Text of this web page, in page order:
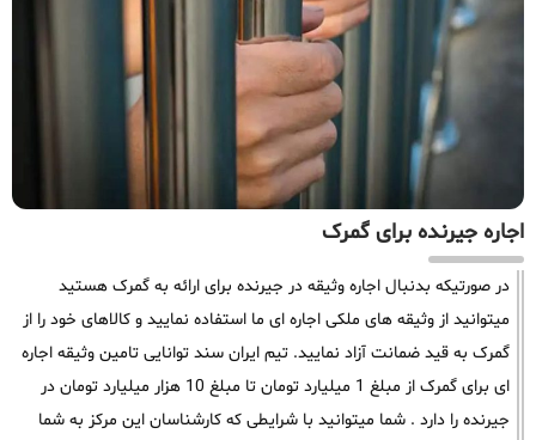
اجاره جیرنده برای گمرک
در صورتیکه بدنبال اجاره وثیقه در جیرنده برای ارائه به گمرک هستید
میتوانید از وثیقه های ملکی اجاره ای ما استفاده نمایید و کالاهای خود را از
گمرک به قید ضمانت آزاد نمایید. تیم ایران سند توانایی تامین وثیقه اجاره
ای برای گمرک از مبلغ 1 میلیارد تومان تا مبلغ 10 هزار میلیارد تومان در
جیرنده را دارد . شما میتوانید با شرایطی که کارشناسان این مرکز به شما